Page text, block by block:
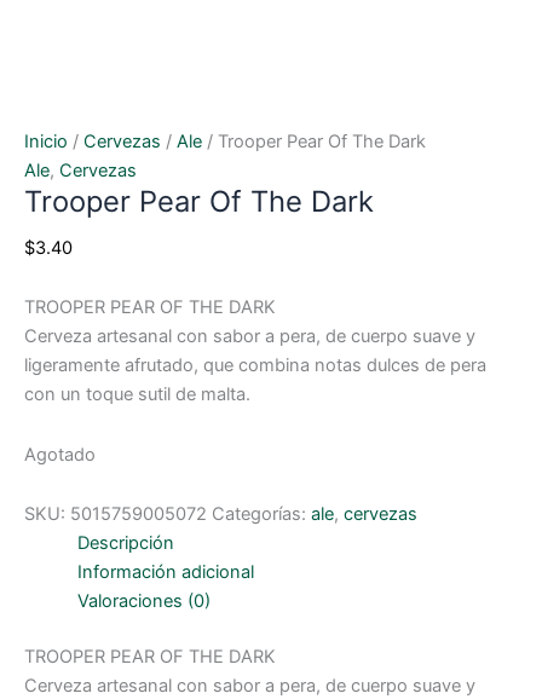
Inicio / Cervezas / Ale / Trooper Pear Of The Dark
Ale, Cervezas
Trooper Pear Of The Dark
$3.40
TROOPER PEAR OF THE DARK
Cerveza artesanal con sabor a pera, de cuerpo suave y
ligeramente afrutado, que combina notas dulces de pera
con un toque sutil de malta.
Agotado
SKU: 5015759005072 Categorías: ale, cervezas
Descripción
Información adicional
Valoraciones (0)
TROOPER PEAR OF THE DARK
Cerveza artesanal con sabor a pera, de cuerpo suave y